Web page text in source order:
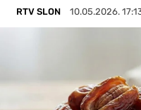
RTV SLON 10.05.2026.